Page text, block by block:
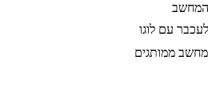
עם לוגו
ממותגים